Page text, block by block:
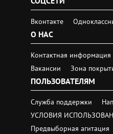
Вконтакте
О НАС
Контактная информация
Вакансии
Зона
ПОЛЬЗОВАТЕЛЯМ
Служба поддержки
УСЛОВИЯ
Предвыборная агитация